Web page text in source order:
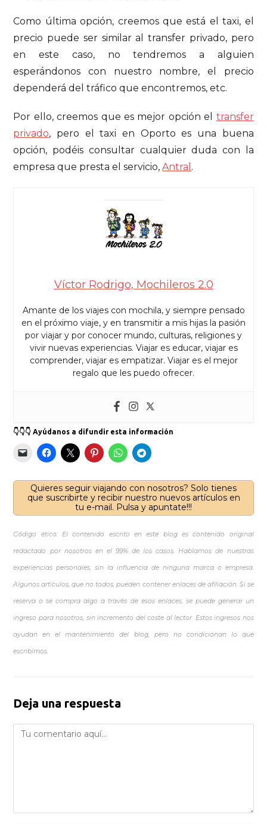
Como última opción, creemos que está el taxi, el
precio puede ser similar al transfer privado, pero
en este caso, no tendremos a alguien
esperándonos con nuestro nombre, el precio
dependerá del tráfico que encontremos, etc.
Por ello, creemos que es mejor opción el transfer
privado, pero el taxi en Oporto es una buena
opción, podéis consultar cualquier duda con la
empresa que presta el servicio,Antral .
Víctor Rodrigo, Mochileros 2.0
Amante de los viajes con mochila, y siempre pensado
en el próximo viaje, y en transmitir a mis hijas la pasión
por viajar y por conocer mundo, culturas, religiones y
vivir nuevas experiencias. Viajar es educar, viajar es
comprender, viajar es empatizar. Viajar es el mejor
regalo que les puedo ofrecer.
👇👇👇 Ayúdanos a difundir esta información
Quieres seguir viajando con nosotros? Solo tienes
que suscribirte y recibir nuestro nuevos artículos en
tu e-mail. Pulsa y apuntate!!!
Código ético: El contenido escrito en este blog es contenido original
redactado por nosotros en el 99% de los casos. Hablamos de nuestras
experiencias personales, sin la influencia de ninguna marca o empresa.
Algunos artículos, que no todos, pueden contener enlaces de afiliación. Si se
reserva o se compra algo a través de esos enlaces, se puede generar un
ingreso para nosotros, sin incremento del coste al lector. Estos ingresos nos
ayudan en el mantenimiento del blog, pero no condicionan lo que
escribimos.
Deja una respuesta